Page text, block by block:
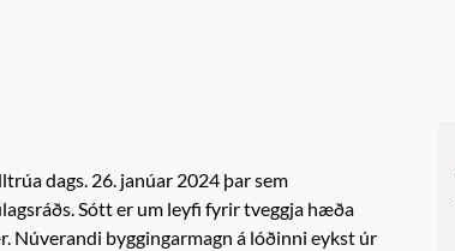
dags. 26. janúar 2024 þar sem
Sótt er um leyfi fyrir tveggja hæða
Núverandi byggingarmagn á lóðinni eykst úr